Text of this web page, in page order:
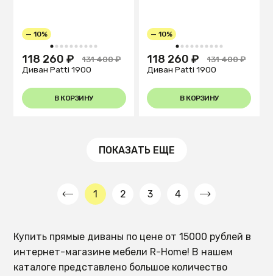
1 2 3 4 5 6 7 8 9 10
— 10%
118 260 ₽
131 400 ₽
Диван Patti 1900
В КОРЗИНУ
1 2 3 4 5 6 7 8 9 10
— 10%
118 260 ₽
131 400 ₽
Диван Patti 1900
В КОРЗИНУ
ПОКАЗАТЬ ЕЩЕ
1 2 3 4
Купить прямые диваны по цене от 15000 рублей в
интернет-магазине мебели R-Home! В нашем
каталоге представлено большое количество